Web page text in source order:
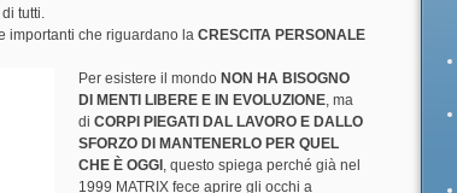
tutti.
importanti che riguardano la CRESCITA PERSONALE
Per esistere il mondo NON HA BISOGNO
DI MENTI LIBERE E IN EVOLUZIONE, ma
di CORPI PIEGATI DAL LAVORO E DALLO
SFORZO DI MANTENERLO PER QUEL
CHE È OGGI , questo spiega perché già nel
1999 MATRIX fece aprire gli occhi a